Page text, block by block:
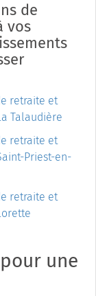
de
vos
retraite et
Talaudière
retraite et
Priest-en-
retraite et
une